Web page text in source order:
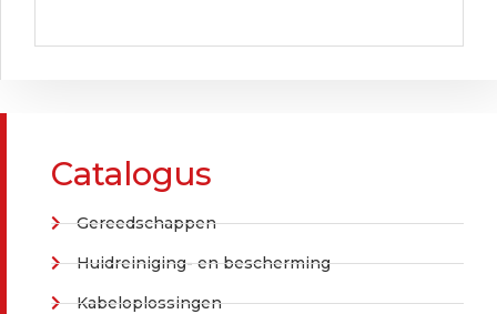
Catalogus
Gereedschappen
Huidreiniging- en bescherming
Kabeloplossingen